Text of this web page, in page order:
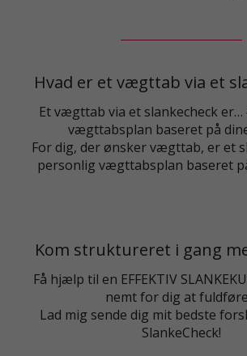
Hvad er et vægttab via et
Et vægttab via et slankecheck
vægttabsplan baseret på
For dig, der ønsker vægttab, er et
personlig vægttabsplan baseret
Kom struktureret i gang
Få hjælp til en EFFEKTIV
nemt for dig at
Lad mig sende dig mit bedste
SlankeCheck!